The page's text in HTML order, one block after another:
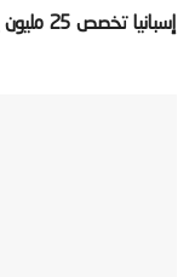
‫إسبانيا تخصص 25 مليون يورو لسبتة لرعاية القاصرين المهاجرين‬